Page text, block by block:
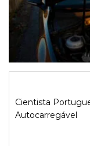
Cientista
Autocarregável